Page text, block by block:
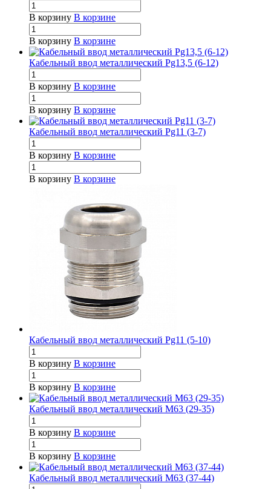
В корзину В корзине
В корзину В корзине
Кабельный ввод металлический Pg13,5 (6-12)
В корзину В корзине
В корзину В корзине
Кабельный ввод металлический Pg11 (3-7)
В корзину В корзине
В корзину В корзине
Кабельный ввод металлический Pg11 (5-10)
В корзину В корзине
В корзину В корзине
Кабельный ввод металлический М63 (29-35)
В корзину В корзине
В корзину В корзине
Кабельный ввод металлический М63 (37-44)